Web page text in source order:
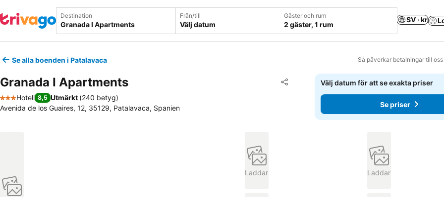
Destination Från/till
Välj datum
Gäster och rum
2 gäster, 1 rum
SV · kr
Se alla boenden i Patalavaca Så påverkar betalningar till
Granada I Apartments Dela
Lägg till i Mina Favoriter
3 Stjärnor
Hotell 8,5 Utmärkt (240 betyg)
Avenida de los Guaires, 12, 35129, Patalavaca, Spanien
Välj datum för att se exakta priser
Se priser
Laddar Laddar